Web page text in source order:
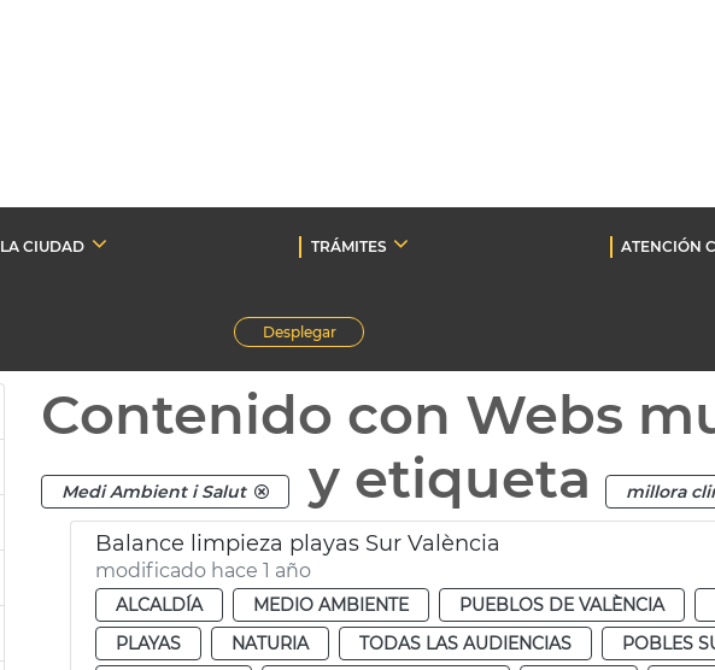
LA CIUDAD TRÁMITES
ATENCIÓN
Desplegar
Contenido con Webs
Medi Ambient i Salut y etiqueta millora
Balance limpieza playas Sur València
modificado hace 1 año
ALCALDÍA MEDIO AMBIENTE PUEBLOS DE VALÈNCIA
PLAYAS
NATURIA TODAS LAS AUDIENCIAS POBLES